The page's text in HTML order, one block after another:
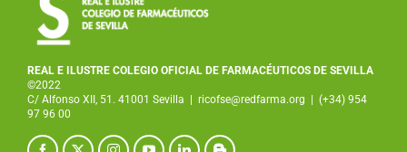
REAL E ILUSTRE COLEGIO OFICIAL DE FARMACÉUTICOS DE SEVILLA
©2022
C/ Alfonso XII, 51. 41001 Sevilla
ricofse@redfarma.org
(+34) 954
97 96 00